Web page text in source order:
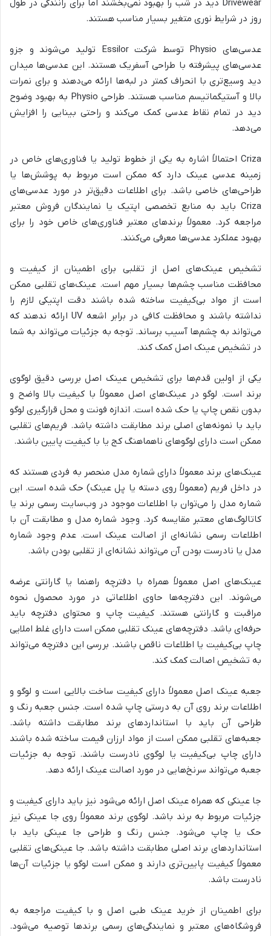
Drivewear دید در شب را بهبود نمی‌بخشند اما برای رانندگی در طول
روز در شرایط نوری متغیر بسیار مناسب هستند.
عدسی‌های Physio توسط شرکت Essilor تولید می‌شوند و جزو
عدسی‌های پیشرفته با طراحی آسفریک هستند. این عدسی‌ها میدان
دید وسیع‌تری با انحراف کمتر در لبه‌ها ارائه می‌دهند و برای نمرات
بالا و آستیگماتیسم مناسب هستند. طراحی Physio به بهبود وضوح
دید در تمام نقاط عدسی کمک می‌کند و راحتی بینایی را افزایش
می‌دهد.
Criza احتمالاً اشاره به یکی از خطوط تولید یا فناوری‌های خاص در
زمینه عدسی عینک دارد که ممکن است مربوط به پوشش‌ها یا
طراحی‌های خاصی باشد. برای اطلاعات دقیق‌تر در مورد عدسی‌های
Criza باید به منابع تخصصی اپتیک یا نمایندگان فروش معتبر
مراجعه کرد. معمولاً برندهای معتبر فناوری‌های خاص خود را برای
بهبود عملکرد عدسی‌ها معرفی می‌کنند.
تشخیص عینک‌های اصل از تقلبی برای اطمینان از کیفیت و
محافظت مناسب چشم‌ها بسیار مهم است. عینک‌های تقلبی ممکن
است از مواد بی‌کیفیت ساخته شده باشند دقت اپتیکی لازم را
نداشته باشند و محافظت کافی در برابر اشعه UV ارائه ندهند که
می‌تواند به چشم‌ها آسیب برساند. توجه به جزئیات می‌تواند به شما
در تشخیص عینک اصل کمک کند.
یکی از اولین قدم‌ها برای تشخیص عینک اصل بررسی دقیق لوگوی
برند است. لوگو در عینک‌های اصل معمولاً با کیفیت بالا واضح و
بدون نقص چاپ یا حک شده است. اندازه فونت و محل قرارگیری لوگو
باید با نمونه‌های اصلی برند مطابقت داشته باشد. فریم‌های تقلبی
ممکن است دارای لوگوهای ناهماهنگ کج یا با کیفیت پایین باشند.
عینک‌های برند معمولاً دارای شماره مدل منحصر به فردی هستند که
در داخل فریم (معمولاً روی دسته یا پل عینک) حک شده است. این
شماره مدل را می‌توان با اطلاعات موجود در وب‌سایت رسمی برند یا
کاتالوگ‌های معتبر مقایسه کرد. وجود شماره مدل و مطابقت آن با
اطلاعات رسمی نشانه‌ای از اصالت عینک است. عدم وجود شماره
مدل یا نادرست بودن آن می‌تواند نشانه‌ای از تقلبی بودن باشد.
عینک‌های اصل معمولاً همراه با دفترچه راهنما یا گارانتی عرضه
می‌شوند. این دفترچه‌ها حاوی اطلاعاتی در مورد محصول نحوه
مراقبت و گارانتی هستند. کیفیت چاپ و محتوای دفترچه باید
حرفه‌ای باشد. دفترچه‌های عینک تقلبی ممکن است دارای غلط املایی
چاپ بی‌کیفیت یا اطلاعات ناقص باشند. بررسی این دفترچه می‌تواند
به تشخیص اصالت کمک کند.
جعبه عینک اصل معمولاً دارای کیفیت ساخت بالایی است و لوگو و
اطلاعات برند روی آن به درستی چاپ شده است. جنس جعبه رنگ و
طراحی آن باید با استانداردهای برند مطابقت داشته باشد.
جعبه‌های تقلبی ممکن است از مواد ارزان قیمت ساخته شده باشند
دارای چاپ بی‌کیفیت یا لوگوی نادرست باشند. توجه به جزئیات
جعبه می‌تواند سرنخ‌هایی در مورد اصالت عینک ارائه دهد.
جا عینکی که همراه عینک اصل ارائه می‌شود نیز باید دارای کیفیت و
جزئیات مربوط به برند باشد. لوگوی برند معمولاً روی جا عینکی نیز
حک یا چاپ می‌شود. جنس رنگ و طراحی جا عینکی باید با
استانداردهای برند اصلی مطابقت داشته باشد. جا عینکی‌های تقلبی
معمولاً کیفیت پایین‌تری دارند و ممکن است لوگو یا جزئیات آن‌ها
نادرست باشد.
برای اطمینان از خرید عینک طبی اصل و با کیفیت مراجعه به
فروشگاه‌های معتبر و نمایندگی‌های رسمی برندها توصیه می‌شود.